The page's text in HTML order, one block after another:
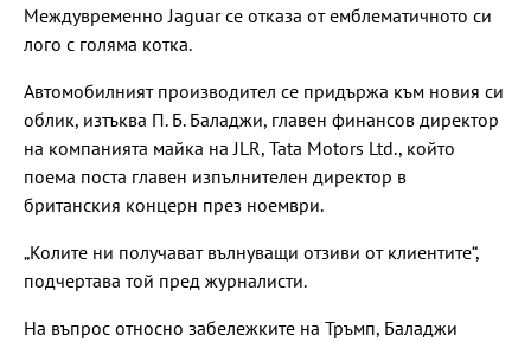
Междувременно Jaguar се отказа от емблематичното си
лого с голяма котка.
Автомобилният производител се придържа към новия си
облик, изтъква П. Б. Баладжи, главен финансов директор
на компанията майка на JLR, Tata Motors Ltd., който
поема поста главен изпълнителен директор в
британския концерн през ноември.
„Колите ни получават вълнуващи отзиви от клиентите“,
подчертава той пред журналисти.
На въпрос относно забележките на Тръмп, Баладжи